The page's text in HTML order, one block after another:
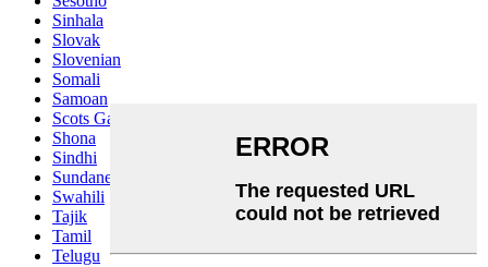
Sinhala
Slovak
Slovenian
Somali
Samoan
Scots Gaelic
Shona
Sindhi
Sundanese
Swahili
Tajik
Tamil
Telugu